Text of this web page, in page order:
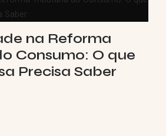
na Reforma
Consumo: O que
Precisa Saber